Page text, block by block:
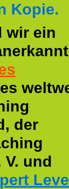
Kopie.
wir ein
der
und